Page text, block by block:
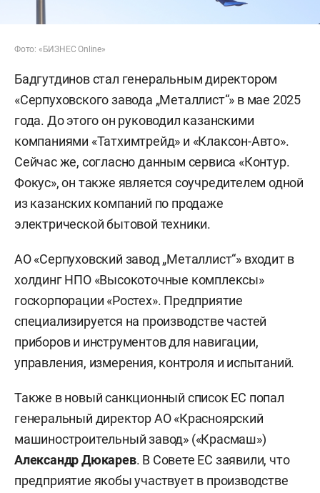
Фото: «БИЗНЕС Online»
Бадгутдинов стал генеральным директором
«Серпуховского завода „Металлист“» в мае 2025
года. До этого он руководил казанскими
компаниями «Татхимтрейд» и «Клаксон-Авто».
Сейчас же, согласно данным сервиса «Контур.
Фокус», он также является соучредителем одной
из казанских компаний по продаже
электрической бытовой техники.
АО «Серпуховский завод „Металлист“» входит в
холдинг НПО «Высокоточные комплексы»
госкорпорации «Ростех». Предприятие
специализируется на производстве частей
приборов и инструментов для навигации,
управления, измерения, контроля и испытаний.
Также в новый санкционный список ЕС попал
генеральный директор АО «Красноярский
машиностроительный завод» («Красмаш»)
Александр Дюкарев. В Совете ЕС заявили, что
предприятие якобы участвует в производстве